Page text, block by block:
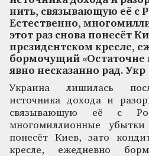
нить, связывающую её с
Естественно,
этот раз снова понесёт
президентском кресле,
бормочущий «Остаточне
явно несказанно рад. Укр
Украина лишилась
источника дохода и
связывающую её с
многомиллионные
понесёт Киев, зато
кресле, ежедневно